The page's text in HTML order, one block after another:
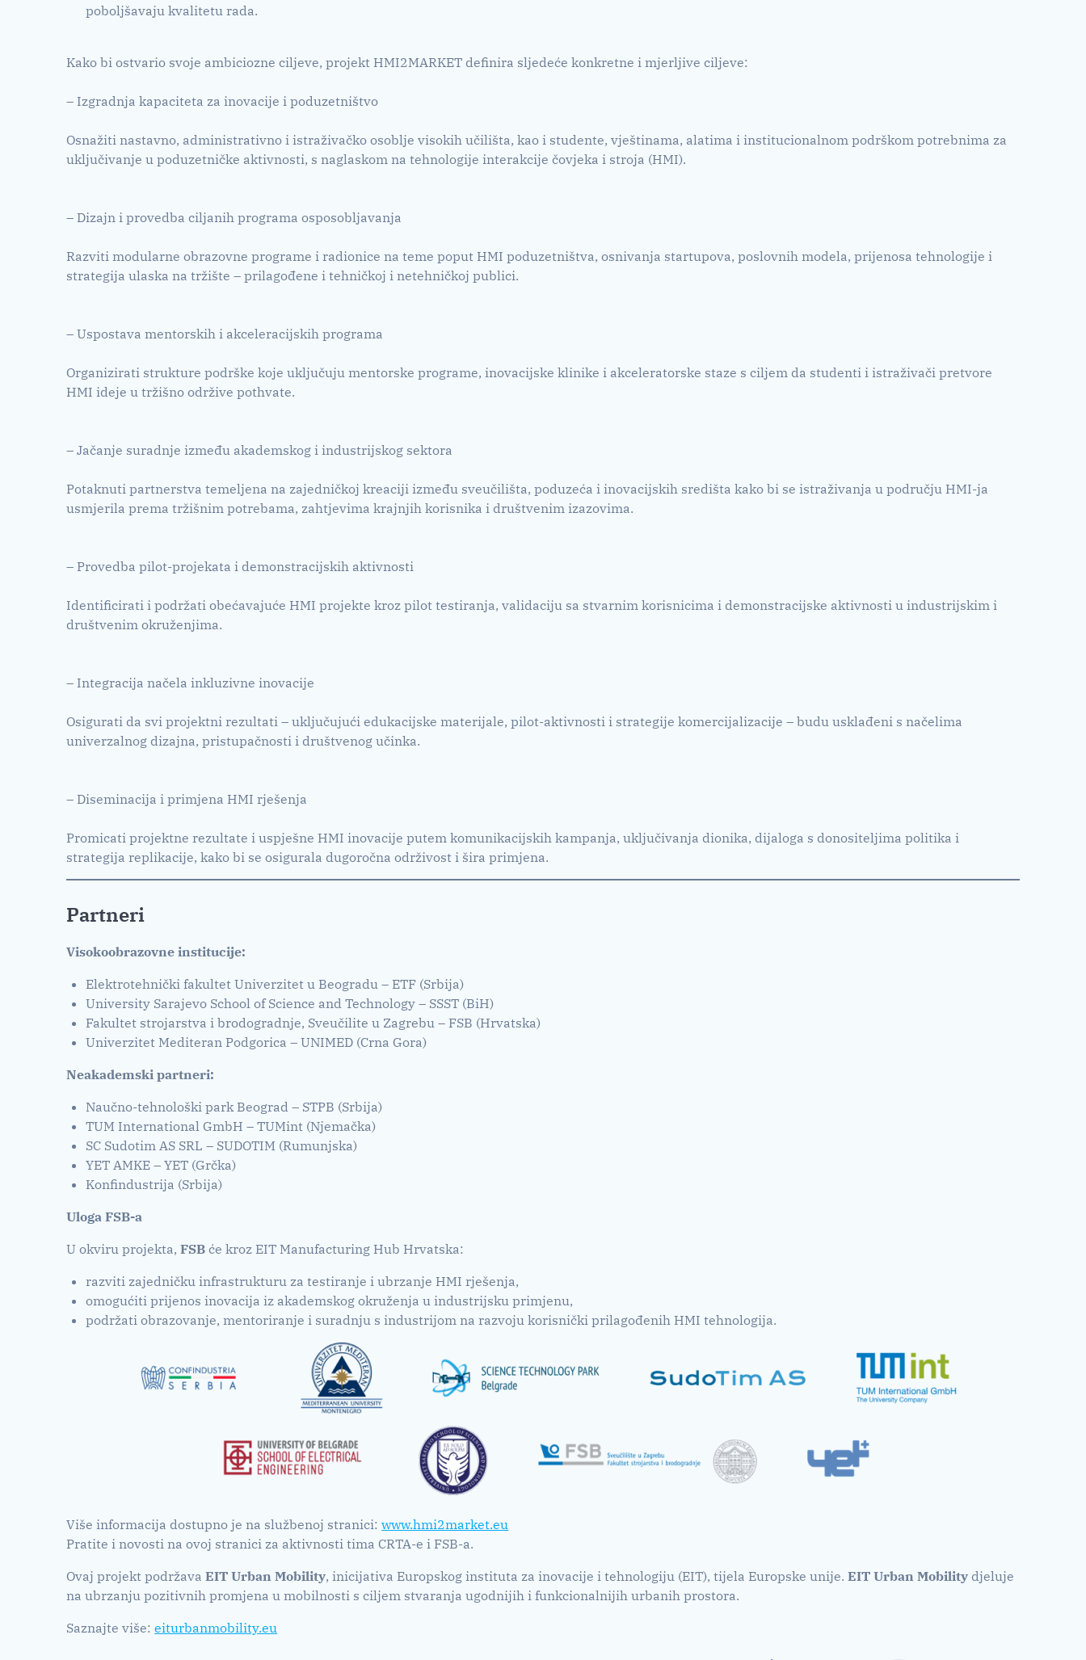
poboljšavaju kvalitetu rada.
Kako bi ostvario svoje ambiciozne ciljeve, projekt HMI2MARKET definira sljedeće konkretne i mjerljive ciljeve:
– Izgradnja kapaciteta za inovacije i poduzetništvo
Osnažiti nastavno, administrativno i istraživačko osoblje visokih učilišta, kao i studente, vještinama, alatima i institucionalnom podrškom potrebnima za
uključivanje u poduzetničke aktivnosti, s naglaskom na tehnologije interakcije čovjeka i stroja (HMI).
– Dizajn i provedba ciljanih programa osposobljavanja
Razviti modularne obrazovne programe i radionice na teme poput HMI poduzetništva, osnivanja startupova, poslovnih modela, prijenosa tehnologije i
strategija ulaska na tržište – prilagođene i tehničkoj i netehničkoj publici.
– Uspostava mentorskih i akceleracijskih programa
Organizirati strukture podrške koje uključuju mentorske programe, inovacijske klinike i akceleratorske staze s ciljem da studenti i istraživači pretvore
HMI ideje u tržišno održive pothvate.
– Jačanje suradnje između akademskog i industrijskog sektora
Potaknuti partnerstva temeljena na zajedničkoj kreaciji između sveučilišta, poduzeća i inovacijskih središta kako bi se istraživanja u području HMI-ja
usmjerila prema tržišnim potrebama, zahtjevima krajnjih korisnika i društvenim izazovima.
– Provedba pilot-projekata i demonstracijskih aktivnosti
Identificirati i podržati obećavajuće HMI projekte kroz pilot testiranja, validaciju sa stvarnim korisnicima i demonstracijske aktivnosti u industrijskim i
društvenim okruženjima.
– Integracija načela inkluzivne inovacije
Osigurati da svi projektni rezultati – uključujući edukacijske materijale, pilot-aktivnosti i strategije komercijalizacije – budu usklađeni s načelima
univerzalnog dizajna, pristupačnosti i društvenog učinka.
– Diseminacija i primjena HMI rješenja
Promicati projektne rezultate i uspješne HMI inovacije putem komunikacijskih kampanja, uključivanja dionika, dijaloga s donositeljima politika i
strategija replikacije, kako bi se osigurala dugoročna održivost i šira primjena.
Partneri
Visokoobrazovne institucije:
Elektrotehnički fakultet Univerzitet u Beogradu – ETF (Srbija)
University Sarajevo School of Science and Technology – SSST (BiH)
Fakultet strojarstva i brodogradnje, Sveučilite u Zagrebu – FSB (Hrvatska)
Univerzitet Mediteran Podgorica – UNIMED (Crna Gora)
Neakademski partneri:
Naučno-tehnološki park Beograd – STPB (Srbija)
TUM International GmbH – TUMint (Njemačka)
SC Sudotim AS SRL – SUDOTIM (Rumunjska)
YET AMKE – YET (Grčka)
Konfindustrija (Srbija)
Uloga FSB-a
U okviru projekta,FSB će kroz EIT Manufacturing Hub Hrvatska:
razviti zajedničku infrastrukturu za testiranje i ubrzanje HMI rješenja,
omogućiti prijenos inovacija iz akademskog okruženja u industrijsku primjenu,
podržati obrazovanje, mentoriranje i suradnju s industrijom na razvoju korisnički prilagođenih HMI tehnologija.
Više informacija dostupno je na službenoj stranici:www.hmi2market.eu
Pratite i novosti na ovoj stranici za aktivnosti tima CRTA-e i FSB-a.
Ovaj projekt podržavaEIT Urban Mobility, inicijativa Europskog instituta za inovacije i tehnologiju (EIT), tijela Europske unije.EIT Urban Mobility djeluje
na ubrzanju pozitivnih promjena u mobilnosti s ciljem stvaranja ugodnijih i funkcionalnijih urbanih prostora.
Saznajte više:eiturbanmobility.eu